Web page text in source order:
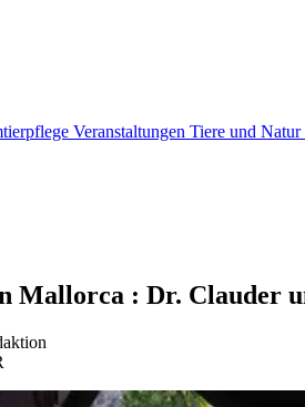
Veranstaltungen Tiere und Natur
Mallorca : Dr. Clauder